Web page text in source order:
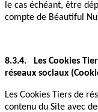
le cas échéant, être
compte de Béautiful
8.3.4. Les Cookies
réseaux sociaux
Les Cookies Tiers de
contenu du Site avec